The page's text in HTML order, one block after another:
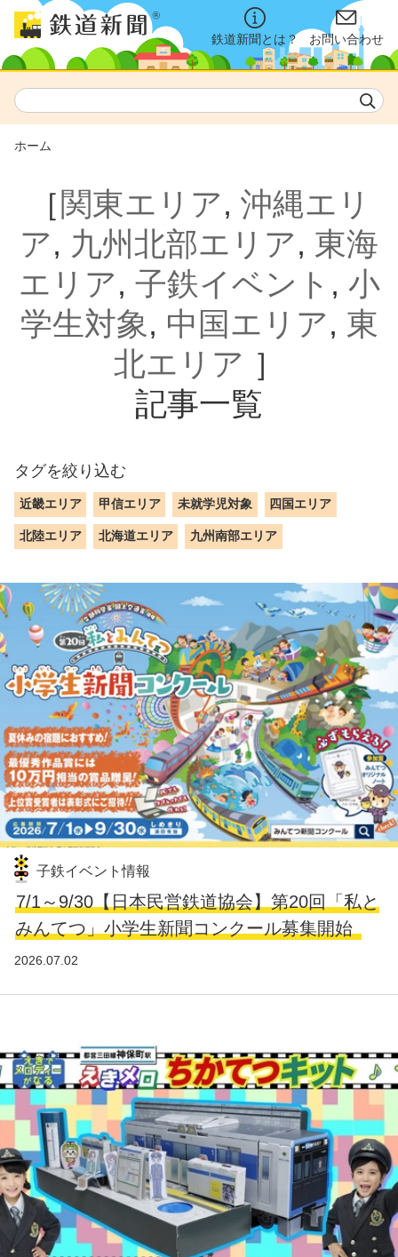
鉄道新聞とは？ お問い合わせ
ホーム
［関東エリア, 沖縄エリ
ア, 九州北部エリア, 東海
エリア, 子鉄イベント , 小
学生対象, 中国エリア, 東
北エリア ］
記事一覧
タグを絞り込む
近畿エリア 甲信エリア 未就学児対象 四国エリア
北陸エリア 北海道エリア 九州南部エリア
子鉄イベント情報
7/1～9/30【日本民営鉄道協会】第20回「私と
みんてつ」小学生新聞コンクール募集開始
2026.07.02